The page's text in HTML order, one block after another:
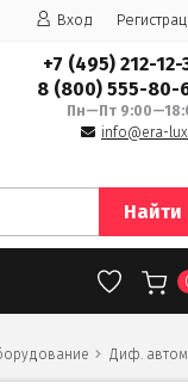
Вход
+7 (495) 212-12-
8 (800) 555-80-
Пн—Пт
info@era-
Найти
Диф.